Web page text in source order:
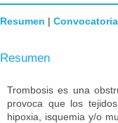
Resumen | Convocatoria
Resumen
Trombosis es una
provoca que los
hipoxia, isquemia y/o